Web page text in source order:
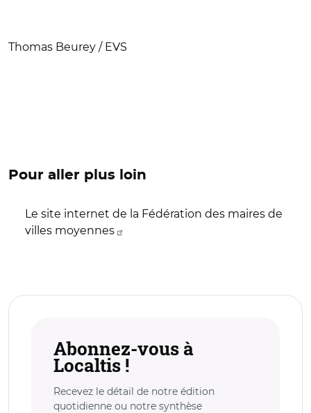
Thomas Beurey / EVS
Pour aller plus loin
Le site internet de la Fédération des maires de
villes moyennes
Abonnez-vous à
Localtis !
Recevez le détail de notre édition
quotidienne ou notre synthèse